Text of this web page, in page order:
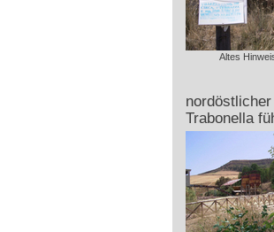
Altes
Trabonella